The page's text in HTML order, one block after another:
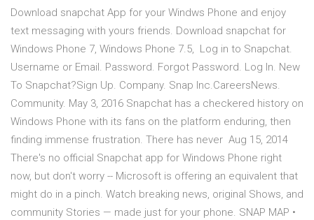
Download snapchat App for your Windws Phone and enjoy
text messaging with yours friends. Download snapchat for
Windows Phone 7, Windows Phone 7.5, Log in to Snapchat.
Username or Email. Password. Forgot Password. Log In. New
To Snapchat?Sign Up. Company. Snap Inc.CareersNews.
Community. May 3, 2016 Snapchat has a checkered history on
Windows Phone with its fans on the platform enduring, then
finding immense frustration. There has never Aug 15, 2014
There's no official Snapchat app for Windows Phone right
now, but don't worry -- Microsoft is offering an equivalent that
might do in a pinch. Watch breaking news, original Shows, and
community Stories — made just for your phone. SNAP MAP •